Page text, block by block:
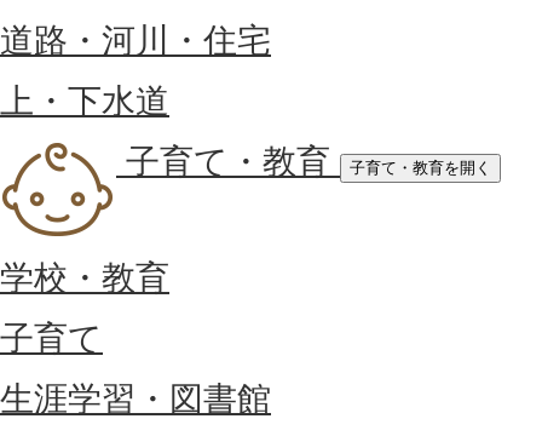
道路・河川・住宅
上・下水道
子育て・教育
子育て・教育を開く
学校・教育
子育て
生涯学習・図書館